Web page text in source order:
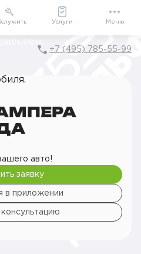
Подарки внутри
+7 (495) 785-55-99
кузова
авто
авто!
заявку
в приложении
консультацию
Услуги Меню